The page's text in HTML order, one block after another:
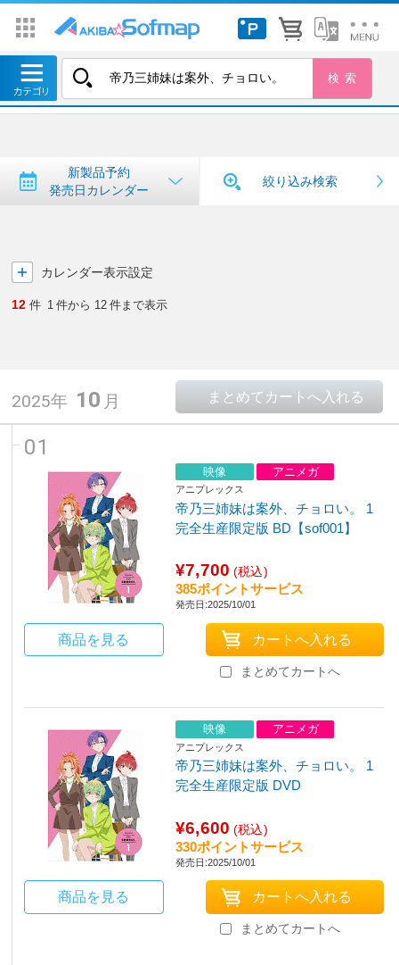
トップ ＞ 新製品予約・発売日カレンダー
新製品予約・発売日カレンダー
新製品予約
発売日カレンダー
絞り込み検索
カレンダー表示設定
12 件 1 件から 12 件まで表示
2025年 10 月
01
映像 アニメガ
アニプレックス
帝乃三姉妹は案外、チョロい。 1
完全生産限定版 BD【sof001】
¥7,700 (税込)
385ポイントサービス
発売日:2025/10/01
商品を見る
まとめてカートへ
映像 アニメガ
アニプレックス
帝乃三姉妹は案外、チョロい。 1
完全生産限定版 DVD
¥6,600 (税込)
330ポイントサービス
発売日:2025/10/01
商品を見る
まとめてカートへ